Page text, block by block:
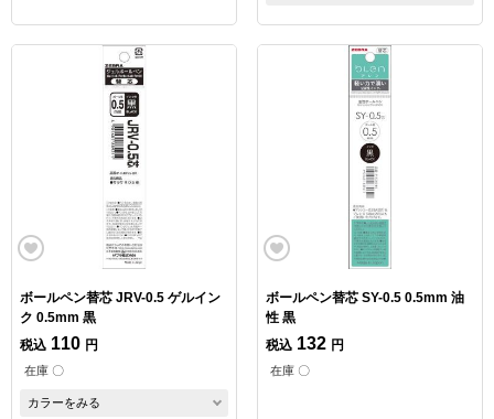
ボールペン替芯 JRV-0.5 ゲルイン
ク 0.5mm 黒
税込 110 円
在庫 〇
カラーをみる
ボールペン替芯 SY-0.5 0.5mm 油
性 黒
税込 132 円
在庫 〇